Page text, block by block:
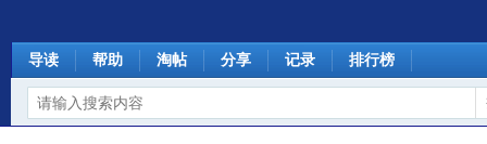
导读 帮助 淘帖 分享 记录 排行榜